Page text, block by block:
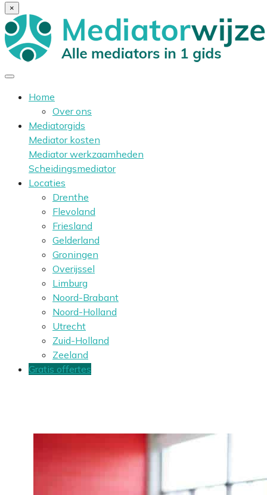
×
Home
Over ons
Mediatorgids
Mediator kosten
Mediator werkzaamheden
Scheidingsmediator
Locaties
Drenthe
Flevoland
Friesland
Gelderland
Groningen
Overijssel
Limburg
Noord-Brabant
Noord-Holland
Utrecht
Zuid-Holland
Zeeland
Gratis offertes